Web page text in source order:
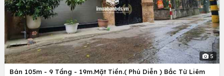
5
Bán 105m - 9 Tầng - 19m.Mặt Tiền.( Phú Diễn ) Bắc Từ Liêm